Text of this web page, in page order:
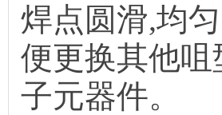
焊点圆滑,均
便更换其他
子元器件。